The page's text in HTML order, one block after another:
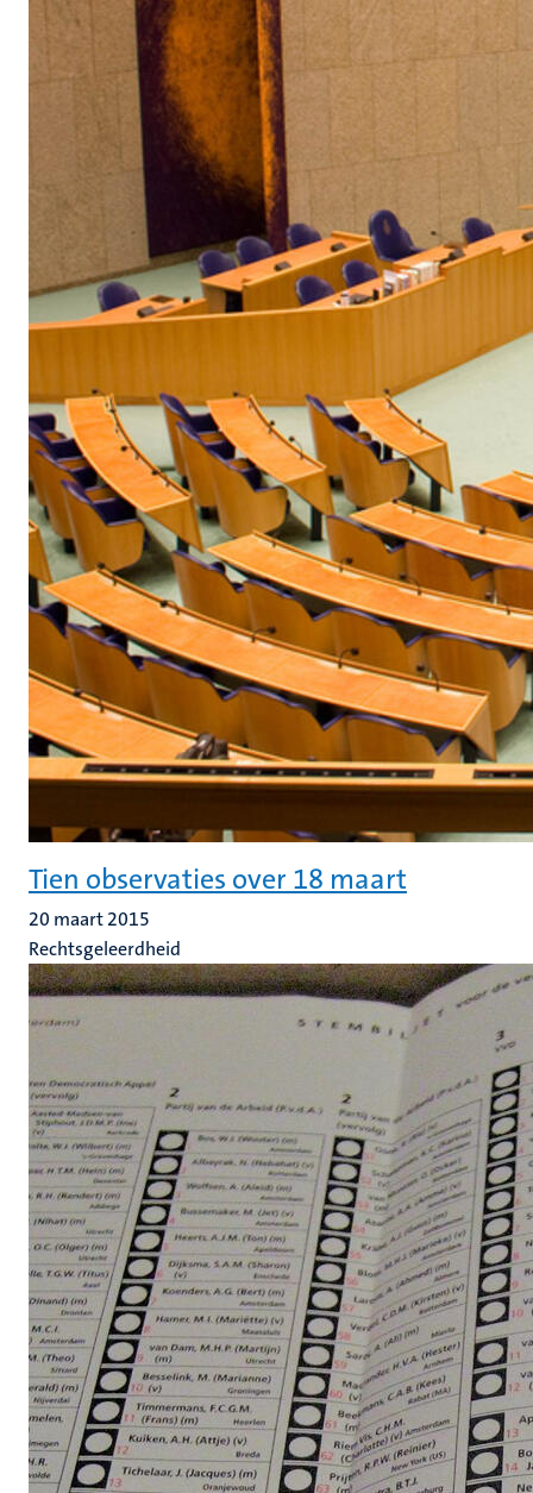
Tien observaties over 18 maart
20 maart 2015
Rechtsgeleerdheid